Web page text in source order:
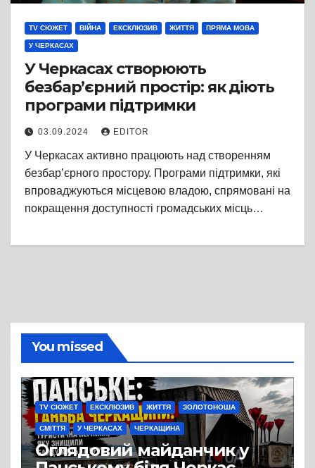
TV СЮЖЕТ ВІЙНА ЕКСКЛЮЗИВ ЖИТТЯ ПРЯМА МОВА
У ЧЕРКАСАХ
У Черкасах створюють
безбар’єрний простір: як діють
програми підтримки
03.09.2024 EDITOR
У Черкасах активно працюють над створенням
безбар’єрного простору. Програми підтримки, які
впроваджуються місцевою владою, спрямовані на
покращення доступності громадських місць…
You missed
TV СЮЖЕТ ЕКСКЛЮЗИВ ЖИТТЯ ЗОЛОТОНОША
СМІТТЯ У ЧЕРКАСАХ ЧЕРКАЩИНА
Оглядовий майданчик у